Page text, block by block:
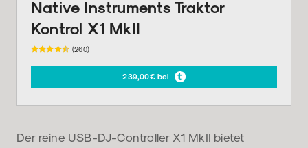
Native Instruments Traktor
Kontrol X1 MkII
(260)
239,00€ bei
Der reine USB-DJ-Controller X1 MkII bietet